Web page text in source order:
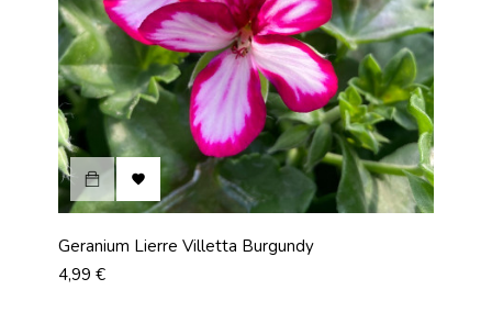

Geranium Lierre Villetta Burgundy
Prix
4,99 €